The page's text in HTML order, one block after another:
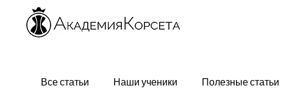
Все статьи Наши ученики Полезные статьи